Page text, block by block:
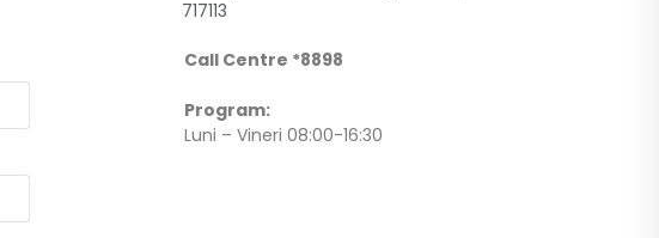
717113
Call Centre *8898
Program:
Luni – Vineri 08:00-16:30